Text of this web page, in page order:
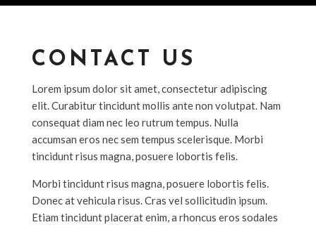
CONTACT US
Lorem ipsum dolor sit amet, consectetur adipiscing
elit. Curabitur tincidunt mollis ante non volutpat. Nam
consequat diam nec leo rutrum tempus. Nulla
accumsan eros nec sem tempus scelerisque. Morbi
tincidunt risus magna, posuere lobortis felis.
Morbi tincidunt risus magna, posuere lobortis felis.
Donec at vehicula risus. Cras vel sollicitudin ipsum.
Etiam tincidunt placerat enim, a rhoncus eros sodales